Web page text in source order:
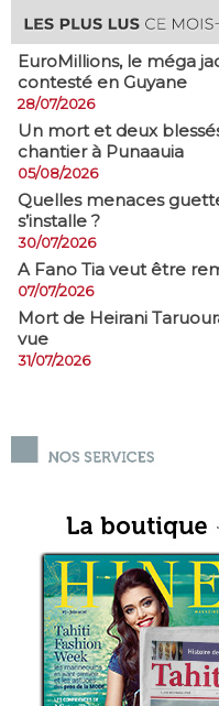
EuroMillions, ​le méga
contesté en Guyane
28/07/2026
​Un mort et deux
chantier à Punaauia
05/08/2026
Quelles menaces
s’installe ?
30/07/2026
A Fano Tia veut être
07/07/2026
Mort de Heirani
vue
31/07/2026